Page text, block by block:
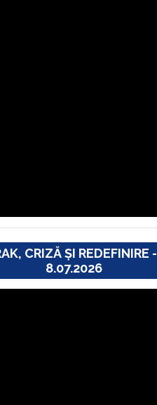
CRIZĂ ȘI REDEFINIRE -
8.07.2026